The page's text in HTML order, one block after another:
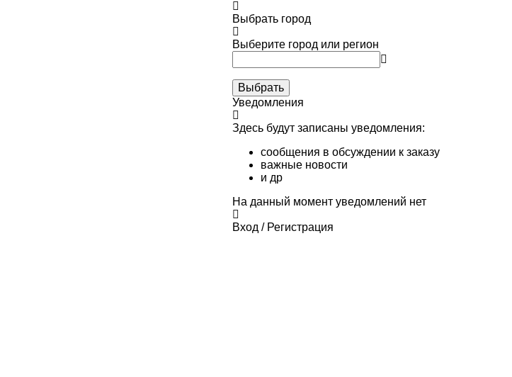
Выбрать город
Выберите город или регион
Выбрать
Уведомления
Здесь будут записаны уведомления:
сообщения в обсуждении к заказу
важные новости
и др
На данный момент уведомлений нет
Вход / Регистрация